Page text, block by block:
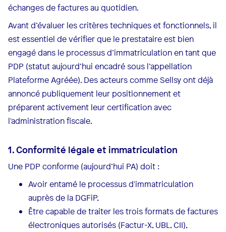
échanges de factures au quotidien.
Avant d’évaluer les critères techniques et fonctionnels, il
est essentiel de vérifier que le prestataire est bien
engagé dans le processus d’immatriculation en tant que
PDP (statut aujourd’hui encadré sous l’appellation
Plateforme Agréée). Des acteurs comme Sellsy ont déjà
annoncé publiquement leur positionnement et
préparent activement leur certification avec
l'administration fiscale.
1. Conformité légale et immatriculation
Une PDP conforme (aujourd’hui PA) doit :
Avoir entamé le processus d'immatriculation
auprès de la DGFiP,
Être capable de traiter les trois formats de factures
électroniques autorisés (Factur-X, UBL, CII),